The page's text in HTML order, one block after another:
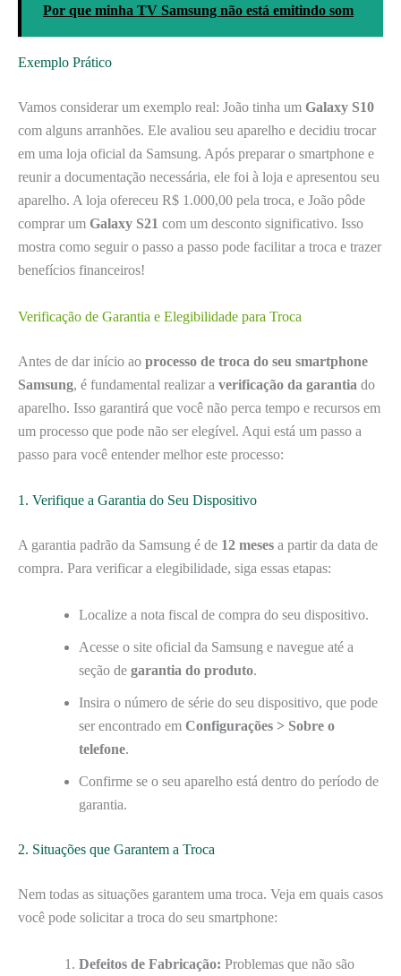
Por que minha TV Samsung não está emitindo som
Exemplo Prático
Vamos considerar um exemplo real: João tinha um Galaxy S10
com alguns arranhões. Ele avaliou seu aparelho e decidiu trocar
em uma loja oficial da Samsung. Após preparar o smartphone e
reunir a documentação necessária, ele foi à loja e apresentou seu
aparelho. A loja ofereceu R$ 1.000,00 pela troca, e João pôde
comprar um Galaxy S21 com um desconto significativo. Isso
mostra como seguir o passo a passo pode facilitar a troca e trazer
benefícios financeiros!
Verificação de Garantia e Elegibilidade para Troca
Antes de dar início ao processo de troca do seu smartphone
Samsung, é fundamental realizar a verificação da garantia do
aparelho. Isso garantirá que você não perca tempo e recursos em
um processo que pode não ser elegível. Aqui está um passo a
passo para você entender melhor este processo:
1. Verifique a Garantia do Seu Dispositivo
A garantia padrão da Samsung é de 12 meses a partir da data de
compra. Para verificar a elegibilidade, siga essas etapas:
Localize a nota fiscal de compra do seu dispositivo.
Acesse o site oficial da Samsung e navegue até a
seção de garantia do produto.
Insira o número de série do seu dispositivo, que pode
ser encontrado em Configurações > Sobre o
telefone.
Confirme se o seu aparelho está dentro do período de
garantia.
2. Situações que Garantem a Troca
Nem todas as situações garantem uma troca. Veja em quais casos
você pode solicitar a troca do seu smartphone:
Defeitos de Fabricação: Problemas que não são